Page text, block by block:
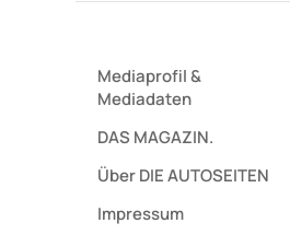
Mediaprofil&
Mediadaten
DAS MAGAZIN.
Über DIE AUTOSEITEN
Impressum